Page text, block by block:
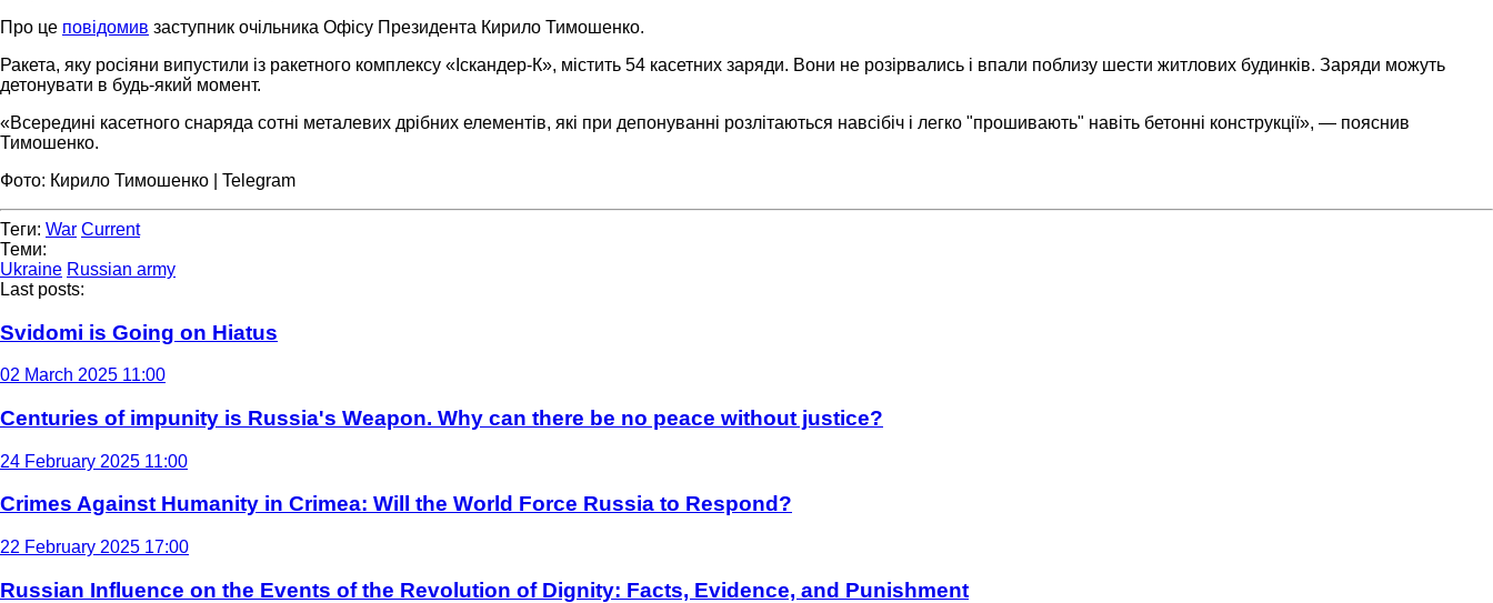
Про це повідомив заступник очільника Офісу Президента Кирило Тимошенко.
Ракета, яку росіяни випустили із ракетного комплексу «Іскандер-К», містить 54 касетних заряди. Вони не розірвались і впали поблизу шести житлових будинків. Заряди можуть
детонувати в будь-який момент.
«Всередині касетного снаряда сотні металевих дрібних елементів, які при депонуванні розлітаються навсібіч і легко "прошивають" навіть бетонні конструкції», — пояснив
Тимошенко.
Фото: Кирило Тимошенко | Telegram
Теги: War Current
Теми:
Ukraine Russian army
Last posts:
Svidomi is Going on Hiatus
02 March 2025 11:00
Centuries of impunity is Russia's Weapon. Why can there be no peace without justice?
24 February 2025 11:00
Crimes Against Humanity in Crimea: Will the World Force Russia to Respond?
22 February 2025 17:00
Russian Influence on the Events of the Revolution of Dignity: Facts, Evidence, and Punishment